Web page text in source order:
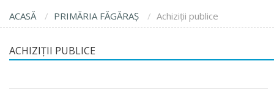
ACASĂ PRIMĂRIA FĂGĂRAŞ Achiziţii publice
ACHIZIŢII PUBLICE